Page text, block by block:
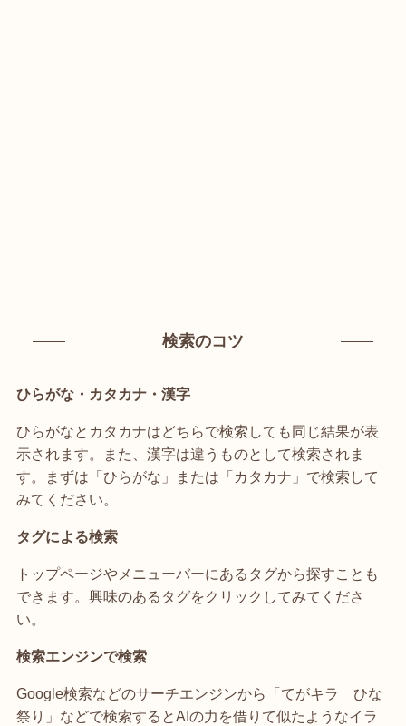
検索のコツ
ひらがな・カタカナ・漢字
ひらがなとカタカナはどちらで検索しても同じ結果が表
示されます。また、漢字は違うものとして検索されま
す。まずは「ひらがな」または「カタカナ」で検索して
みてください。
タグによる検索
トップページやメニューバーにあるタグから探すことも
できます。興味のあるタグをクリックしてみてくださ
い。
検索エンジンで検索
Google検索などのサーチエンジンから「てがキラ ひな
祭り」などで検索するとAIの力を借りて似たようなイラ